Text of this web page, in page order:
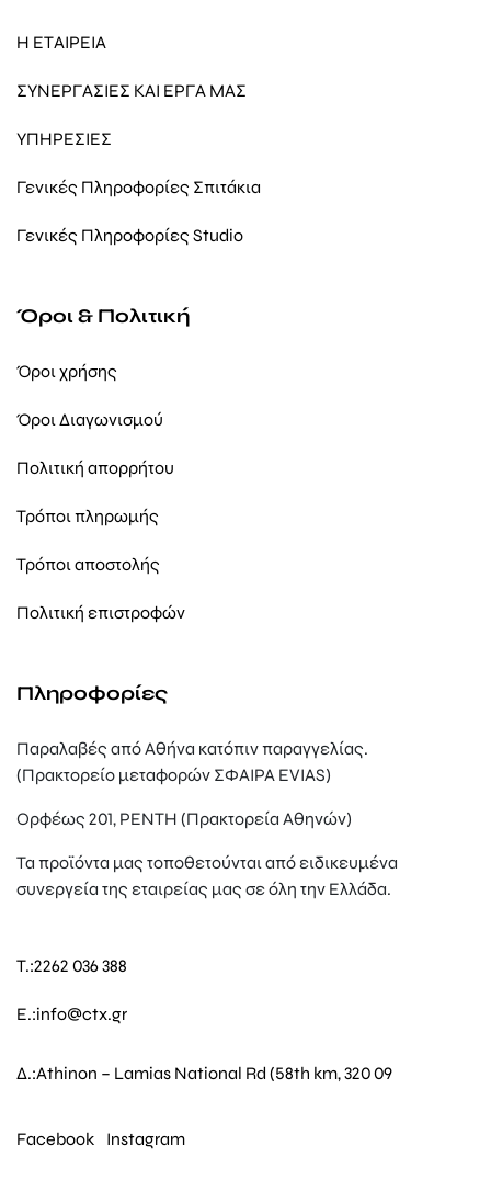
Η ΕΤΑΙΡΕΙΑ
ΣΥΝΕΡΓΑΣΙΕΣ ΚΑΙ ΕΡΓΑ ΜΑΣ
ΥΠΗΡΕΣΙΕΣ
Γενικές Πληροφορίες Σπιτάκια
Γενικές Πληροφορίες Studio
Όροι & Πολιτική
Όροι χρήσης
Όροι Διαγωνισμού
Πολιτική απορρήτου
Τρόποι πληρωμής
Τρόποι αποστολής
Πολιτική επιστροφών
Πληροφορίες
Παραλαβές από Αθήνα κατόπιν παραγγελίας.
(Πρακτορείο μεταφορών ΣΦΑΙΡΑ EVIAS)
Ορφέως 201, ΡΕΝΤΗ (Πρακτορεία Αθηνών)
Τα προϊόντα μας τοποθετούνται από ειδικευμένα
συνεργεία της εταιρείας μας σε όλη την Ελλάδα.
T.:2262 036 388
E.:info@ctx.gr
Δ.:Athinon – Lamias National Rd (58th km, 320 09
Facebook Instagram